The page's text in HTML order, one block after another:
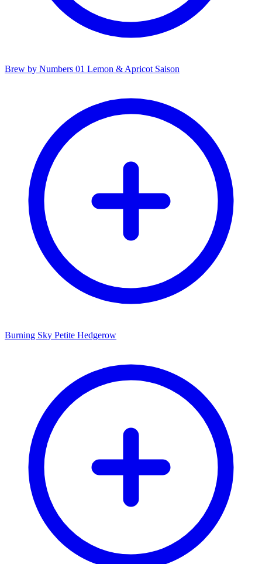
Brew by Numbers 01 Lemon & Apricot Saison
Burning Sky Petite Hedgerow